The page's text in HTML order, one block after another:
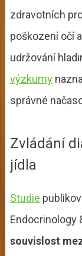
zdravotních
poškození očí
udržování
výzkumy
správné
Zvládání
jídla
Studie
Endocrinology
souvislost